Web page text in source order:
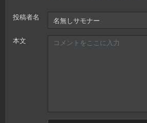
投稿者名
本文